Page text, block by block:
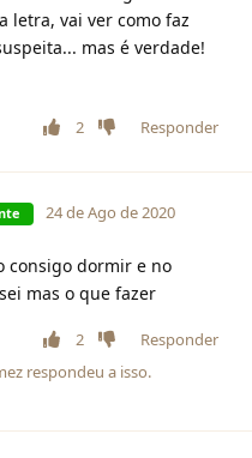
letra, vai ver como faz
mas é verdade!
2 Responder
24 de Ago de 2020
consigo dormir e no
mas o que fazer
2
Responder
respondeu a isso.